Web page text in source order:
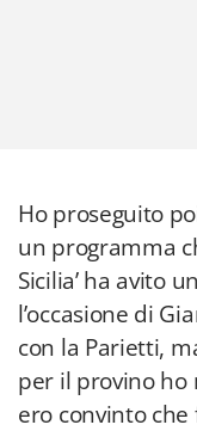
Ho proseguito
un programma
Sicilia’ ha avito
l’occasione di
con la Parietti,
per il provino ho
ero convinto che